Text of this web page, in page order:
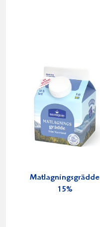
Matlagningsgrädde
15%